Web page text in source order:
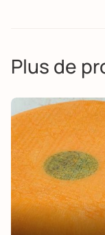
Plus de